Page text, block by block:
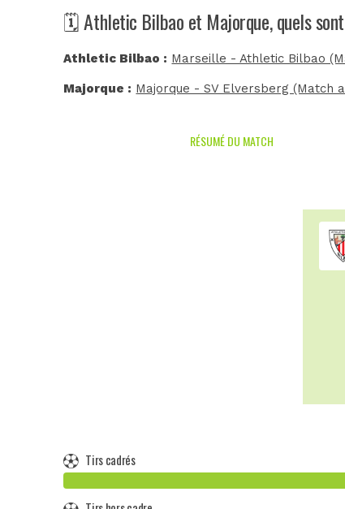
🗓️ Athletic Bilbao et Majorque, quels
Athletic Bilbao : Marseille - Athletic Bilbao
Majorque : Majorque - SV Elversberg (Match
RÉSUMÉ DU MATCH
Tirs cadrés